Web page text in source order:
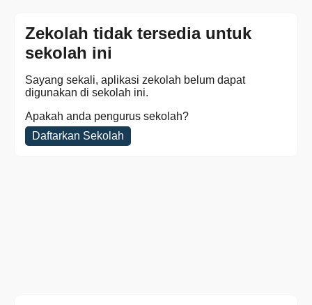
Zekolah tidak tersedia untuk
sekolah ini
Sayang sekali, aplikasi zekolah belum dapat
digunakan di sekolah ini.
Apakah anda pengurus sekolah?
Daftarkan Sekolah